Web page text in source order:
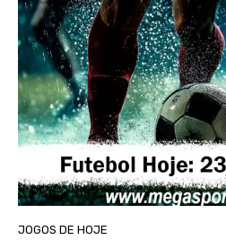
JOGOS DE HOJE